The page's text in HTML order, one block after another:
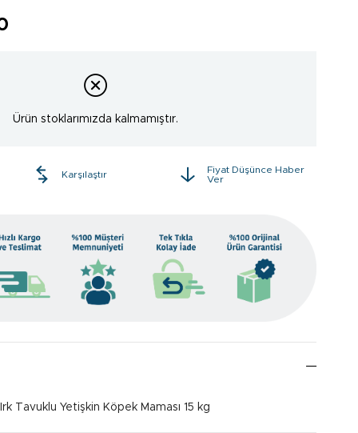
Ürün stoklarımızda kalmamıştır.
Karşılaştır
Fiyat Düşünce Haber
Ver
Tavuklu Yetişkin Köpek Maması 15 kg